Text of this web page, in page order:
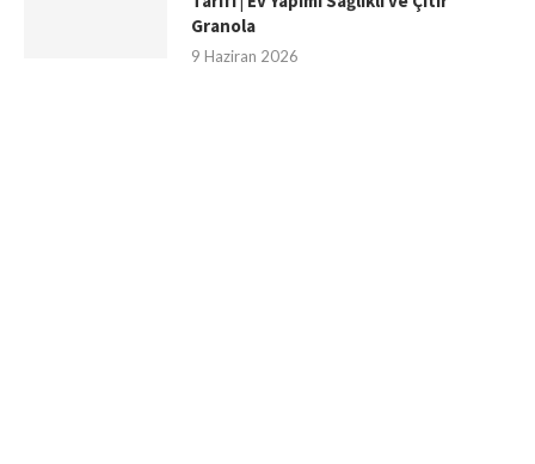
Granola
9 Haziran 2026